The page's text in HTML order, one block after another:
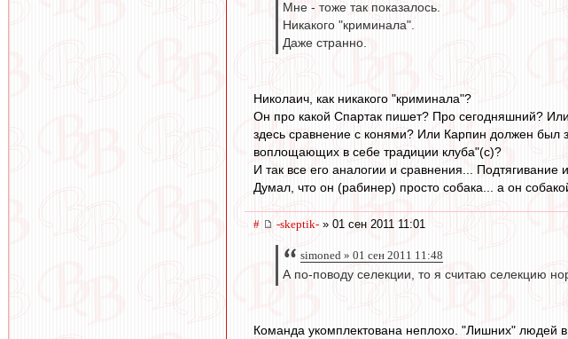
Мне - тоже так показалось.
Никакого "криминала".
Даже странно.
Николаич, как никакого "криминала"?
Он про какой Спартак пишет? Про сегодняшний?
здесь сравнение с конями? Или Карпин должен был
воплощающих в себе традиции клуба"(с)?
И так все его аналогии и сравнения... Подтягивание
Думал, что он (рабинер) просто собака... а он
# -skeptik- » 01 сен 2011 11:01
simoned » 01 сен 2011 11:48
А по-поводу селекции, то я считаю селекцию
Команда укомплектована неплохо. "Лишних" людей